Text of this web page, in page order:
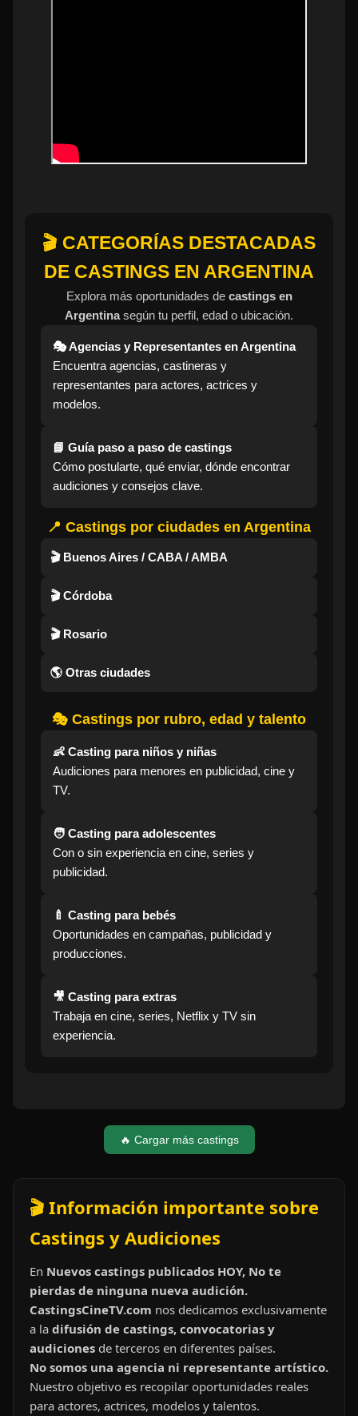
🎬 CATEGORÍAS DESTACADAS
DE CASTINGS EN ARGENTINA
Explora más oportunidades de castings en
Argentinasegún tu perfil, edad o ubicación.
🎭 Agencias y Representantes en Argentina
Encuentra agencias, castineras y
representantes para actores, actrices y
modelos.
📘 Guía paso a paso de castings
Cómo postularte, qué enviar, dónde encontrar
audiciones y consejos clave.
📍 Castings por ciudades en Argentina
🎬 Buenos Aires / CABA / AMBA
🎬 Córdoba
🎬 Rosario
🌎 Otras ciudades
🎭 Castings por rubro, edad y talento
👶 Casting para niños y niñas
Audiciones para menores en publicidad, cine y
TV.
🧑 Casting para adolescentes
Con o sin experiencia en cine, series y
publicidad.
🍼 Casting para bebés
Oportunidades en campañas, publicidad y
producciones.
🎥 Casting para extras
Trabaja en cine, series, Netflix y TV sin
experiencia.
🔥 Cargar más castings
🎬 Información importante sobre
Castings y Audiciones
En Nuevos castings publicados HOY, No te
pierdas de ninguna nueva audición.
CastingsCineTV.com nos dedicamos exclusivamente
a la difusión de castings, convocatorias y
audiciones de terceros en diferentes países.
No somos una agencia ni representante artístico.
Nuestro objetivo es recopilar oportunidades reales
para actores, actrices, modelos y talentos.